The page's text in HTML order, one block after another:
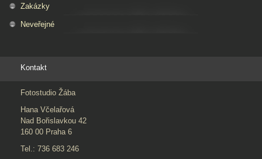
Zakázky
Neveřejné
Kontakt
Fotostudio Žába
Hana Včelařová
Nad Bořislavkou 42
160 00 Praha 6
Tel.: 736 683 246